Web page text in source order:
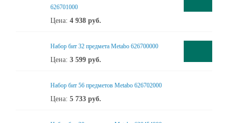
626701000
Цена: 4 938 руб.
Набор бит 32 предмета Metabo 626700000
Цена: 3 599 руб.
Набор бит 56 предметов Metabo 626702000
Цена: 5 733 руб.